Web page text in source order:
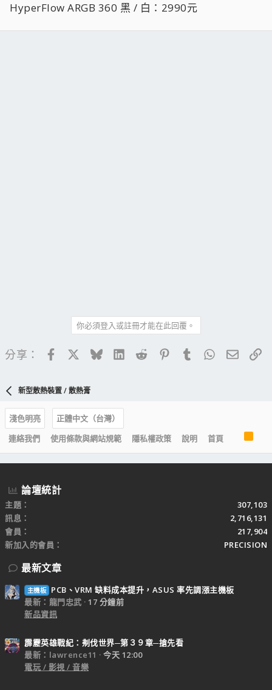
HyperFlow ARGB 360 黑 / 白：2990元
你必須登入或註冊才能在此回覆。
分享： FacebookBlueskyLinkedIn
Reddit PinterestTumblrWhatsApp
電子
新型散熱裝置 / 散熱膏
淺色明亮
正體中文（台灣）
連絡我們
使用條款與網站規範 隱私權政策 說明 首頁
S
論壇統計
主題
307,103
訊息
2,716,131
會員
217,904
新加入的會員
PRECISION
最新文章
主機板
PCB、VRM 缺料成本提升，ASUS 率先調漲主機板
最新：龍門忠武
17 分鐘前
新品資訊
霹靂英雄戰紀：刜伐世界─第３９章─搶先看
最新：lawrence11
今天 12:00
電玩 / 影視 / 音樂